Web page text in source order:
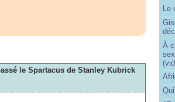
le Spartacus de Stanley Kubrick
Le
À